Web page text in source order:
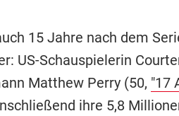
15 Jahre nach dem
US-Schauspielerin
Matthew Perry (50, "17
ihre 5,8